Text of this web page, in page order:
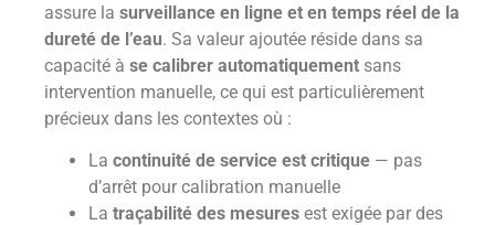
assure la surveillance en ligne et en temps réel de la
dureté de l’eau. Sa valeur ajoutée réside dans sa
capacité à se calibrer automatiquement sans
intervention manuelle, ce qui est particulièrement
précieux dans les contextes où :
La continuité de service est critique — pas
d’arrêt pour calibration manuelle
La traçabilité des mesures est exigée par des